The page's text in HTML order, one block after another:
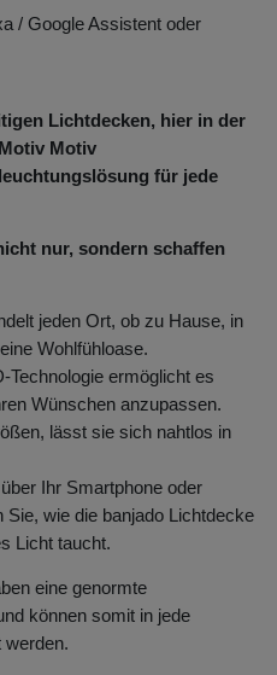
/ Google Assistent oder
Lichtdecken, hier in der
Motiv
für jede
nur, sondern schaffen
jeden Ort, ob zu Hause, in
Wohlfühloase.
Technologie ermöglicht es
Wünschen anzupassen.
lässt sie sich nahtlos in
Ihr Smartphone oder
wie die banjado Lichtdecke
Licht taucht.
eine genormte
können somit in jede
werden.